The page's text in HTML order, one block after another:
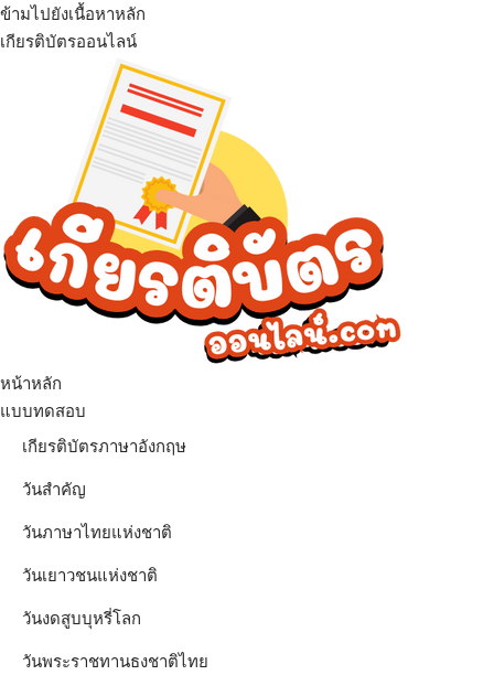
ข้ามไปยังเนื้อหาหลัก
เกียรติบัตรออนไลน์
เมนู
หน้าหลัก
แบบทดสอบ
เกียรติบัตรภาษาอังกฤษ
วันสำคัญ
วันภาษาไทยแห่งชาติ
วันเยาวชนแห่งชาติ
วันงดสูบบุหรี่โลก
วันพระราชทานธงชาติไทย